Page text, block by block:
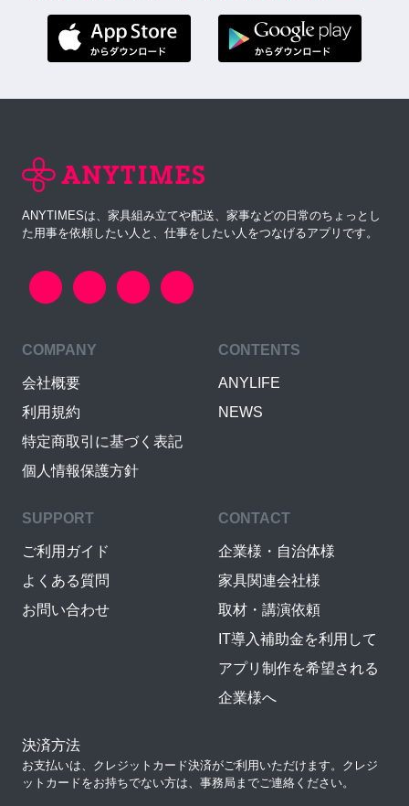
ANYTIMESは、家具組み立てや配送、家事などの日常のちょっとし
た用事を依頼したい人と、仕事をしたい人をつなげるアプリです。
COMPANY
会社概要
利用規約
特定商取引に基づく表記
個人情報保護方針
CONTENTS
ANYLIFE
NEWS
SUPPORT
ご利用ガイド
よくある質問
お問い合わせ
CONTACT
企業様・自治体様
家具関連会社様
取材・講演依頼
IT導入補助金を利用して
アプリ制作を希望される
企業様へ
決済方法
お支払いは、クレジットカード決済がご利用いただけます。クレジ
ットカードをお持ちでない方は、事務局までご連絡ください。